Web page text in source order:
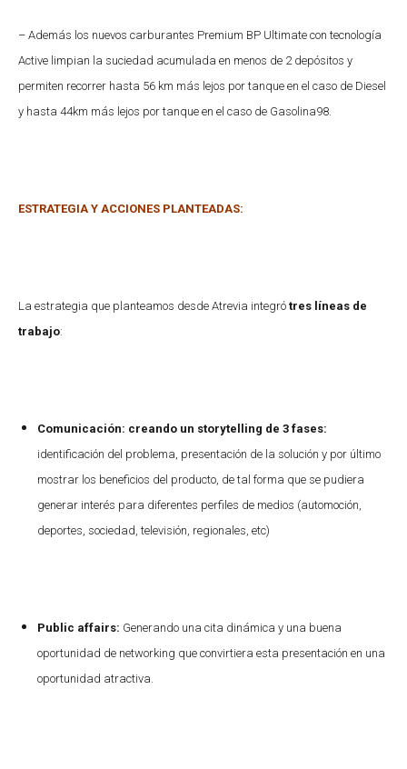
– Además los nuevos carburantes Premium BP Ultimate con tecnología
Active limpian la suciedad acumulada en menos de 2 depósitos y
permiten recorrer hasta 56 km más lejos por tanque en el caso de Diesel
y hasta 44km más lejos por tanque en el caso de Gasolina98.
ESTRATEGIA Y ACCIONES PLANTEADAS:
La estrategia que planteamos desde Atrevia integró tres líneas de
trabajo:
Comunicación: creando un storytelling de 3 fases:
identificación del problema, presentación de la solución y por último
mostrar los beneficios del producto, de tal forma que se pudiera
generar interés para diferentes perfiles de medios (automoción,
deportes, sociedad, televisión, regionales, etc)
Public affairs: Generando una cita dinámica y una buena
oportunidad de networking que convirtiera esta presentación en una
oportunidad atractiva.